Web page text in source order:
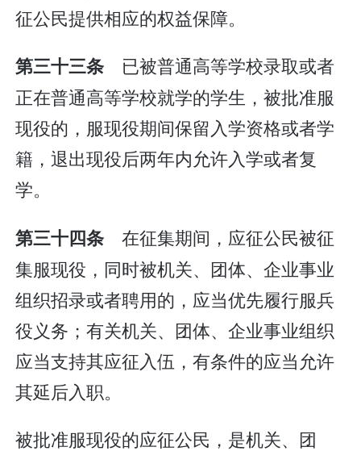
征公民提供相应的权益保障。
第三十三条 已被普通高等学校录取或者
正在普通高等学校就学的学生，被批准服
现役的，服现役期间保留入学资格或者学
籍，退出现役后两年内允许入学或者复
学。
第三十四条 在征集期间，应征公民被征
集服现役，同时被机关、团体、企业事业
组织招录或者聘用的，应当优先履行服兵
役义务；有关机关、团体、企业事业组织
应当支持其应征入伍，有条件的应当允许
其延后入职。
被批准服现役的应征公民，是机关、团